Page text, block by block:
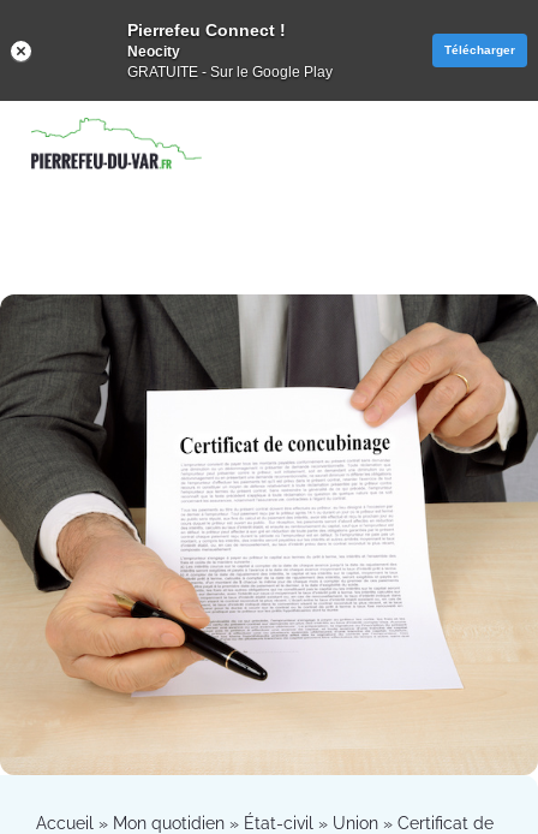
Accueil » Mon quotidien » État-civil » Union » Certificat de
Pierrefeu Connect !
Neocity
GRATUITE - Sur le Google Play
Télécharger